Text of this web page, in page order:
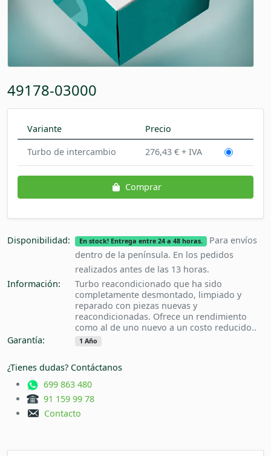
49178-03000
Variante
Precio
Turbo de intercambio
276,43 € + IVA
Comprar
Disponibilidad: En stock! Entrega entre 24 a 48 horas.
Para envíos
dentro de la península. En los pedidos
realizados antes de las 13 horas.
Información:
Turbo reacondicionado que ha sido
completamente desmontado, limpiado y
reparado con piezas nuevas y
reacondicionadas. Ofrece un rendimiento
como al de uno nuevo a un costo reducido..
Garantía:
1 Año
¿Tienes dudas? Contáctanos
699 863 480
91 159 99 78
Contacto